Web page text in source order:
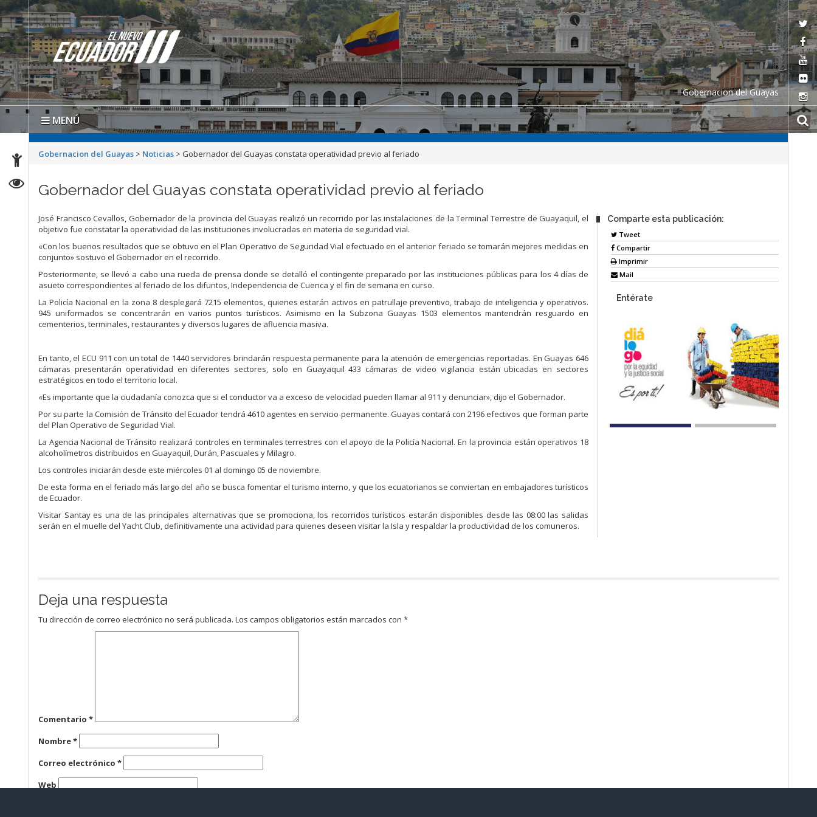
Gobernacion del Guayas
MENÚ
Gobernacion del Guayas > Noticias > Gobernador del Guayas constata operatividad previo al feriado
Gobernador del Guayas constata operatividad previo al feriado
José Francisco Cevallos, Gobernador de la provincia del Guayas realizó un recorrido por las instalaciones de la Terminal Terrestre de Guayaquil, el
objetivo fue constatar la operatividad de las instituciones involucradas en materia de seguridad vial.
«Con los buenos resultados que se obtuvo en el Plan Operativo de Seguridad Vial efectuado en el anterior feriado se tomarán mejores medidas en
conjunto» sostuvo el Gobernador en el recorrido.
Posteriormente, se llevó a cabo una rueda de prensa donde se detalló el contingente preparado por las instituciones públicas para los 4 días de
asueto correspondientes al feriado de los difuntos, Independencia de Cuenca y el fin de semana en curso.
La Policía Nacional en la zona 8 desplegará 7215 elementos, quienes estarán activos en patrullaje preventivo, trabajo de inteligencia y operativos.
945 uniformados se concentrarán en varios puntos turísticos. Asimismo en la Subzona Guayas 1503 elementos mantendrán resguardo en
cementerios, terminales, restaurantes y diversos lugares de afluencia masiva.
En tanto, el ECU 911 con un total de 1440 servidores brindarán respuesta permanente para la atención de emergencias reportadas. En Guayas 646
cámaras presentarán operatividad en diferentes sectores, solo en Guayaquil 433 cámaras de video vigilancia están ubicadas en sectores
estratégicos en todo el territorio local.
«Es importante que la ciudadanía conozca que si el conductor va a exceso de velocidad pueden llamar al 911 y denunciar», dijo el Gobernador.
Por su parte la Comisión de Tránsito del Ecuador tendrá 4610 agentes en servicio permanente. Guayas contará con 2196 efectivos que forman parte
del Plan Operativo de Seguridad Vial.
La Agencia Nacional de Tránsito realizará controles en terminales terrestres con el apoyo de la Policía Nacional. En la provincia están operativos 18
alcoholímetros distribuidos en Guayaquil, Durán, Pascuales y Milagro.
Los controles iniciarán desde este miércoles 01 al domingo 05 de noviembre.
De esta forma en el feriado más largo del año se busca fomentar el turismo interno, y que los ecuatorianos se conviertan en embajadores turísticos
de Ecuador.
Visitar Santay es una de las principales alternativas que se promociona, los recorridos turísticos estarán disponibles desde las 08:00 las salidas
serán en el muelle del Yacht Club, definitivamente una actividad para quienes deseen visitar la Isla y respaldar la productividad de los comuneros.
Comparte esta publicación:
Tweet
Compartir
Imprimir
Mail
Entérate
Deja una respuesta
Tu dirección de correo electrónico no será publicada. Los campos obligatorios están marcados con*
Comentario*
Nombre*
Correo electrónico*
Web